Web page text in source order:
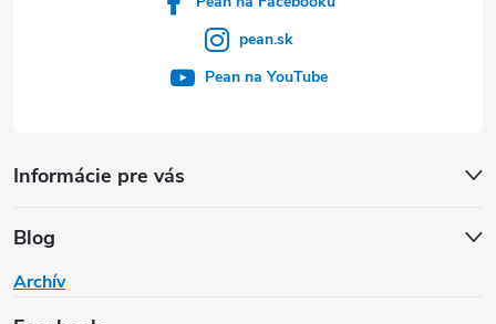
Informácie pre vás
Blog
Archív
pean.sk
Pean na YouTube